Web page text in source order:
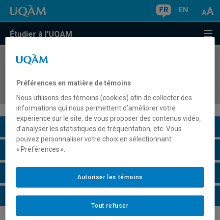
FR EN
Étudier à l'UQAM
COURS//
nouveaux produits et services
Description du cours
Horaire - Été 2026
Horaire - Automne 2026
Horaire - Hiver 2027
Préférences en matière de témoins
Nous utilisons des témoins (cookies) afin de collecter des
informations qui nous permettent d’améliorer votre
expérience sur le site, de vous proposer des contenus vidéo,
d’analyser les statistiques de fréquentation, etc. Vous
pouvez personnaliser votre choix en sélectionnant
« Préférences ».
Tout refuser
Autoriser les témoins